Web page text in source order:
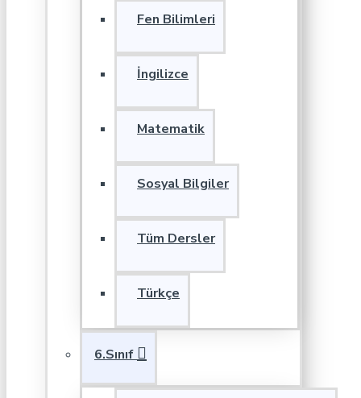
Fen Bilimleri
İngilizce
Matematik
Sosyal Bilgiler
Tüm Dersler
Türkçe
6.Sınıf